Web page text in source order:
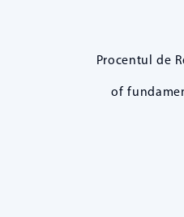
Procentul de
of